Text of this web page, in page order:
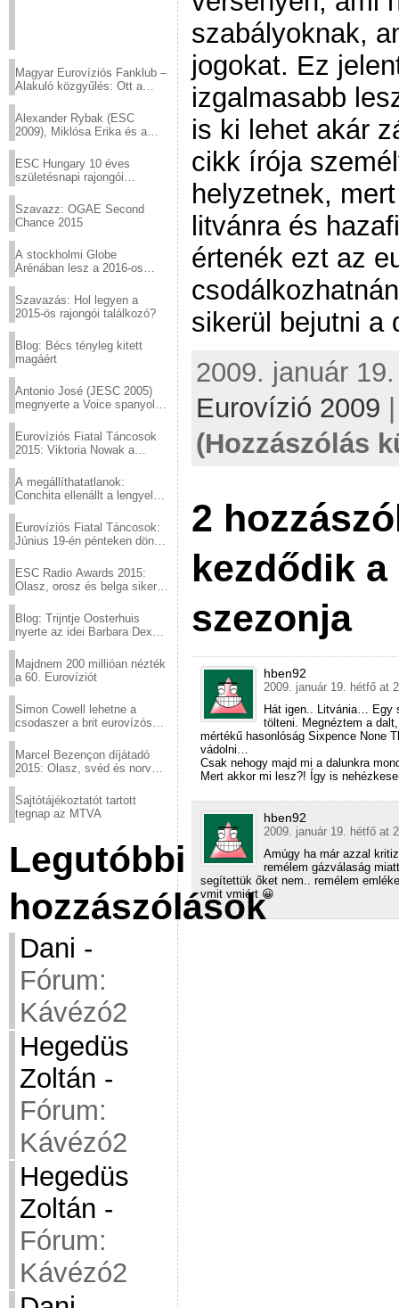
Magyar Eurovíziós Fanklub –
Alakuló közgyűlés: Ott a
Alexander Rybak (ESC
2009), Miklósa Erika és a
sztárjai a Margitszigeten
ESC Hungary 10 éves
születésnapi rajongói
Szavazz: OGAE Second
Chance 2015
A stockholmi Globe
Arénában lesz a 2016-os
Szavazás: Hol legyen a
2015-ös rajongói találkozó?
Blog: Bécs tényleg kitett
magáért
Antonio José (JESC 2005)
megnyerte a Voice spanyol
Eurovíziós Fiatal Táncosok
2015: Viktoria Nowak a
A megállíthatatlanok:
Conchita ellenállt a lengyel
Eurovíziós Fiatal Táncosok:
Június 19-én pénteken döntő
ESC Radio Awards 2015:
Olasz, orosz és belga siker,
Blog: Trijntje Oosterhuis
nyerte az idei Barbara Dex
Majdnem 200 millióan nézték
a 60. Eurovíziót
Simon Cowell lehetne a
csodaszer a brit eurovízós
Marcel Bezençon díjátadó
2015: Olasz, svéd és norvég
Sajtótájékoztatót tartott
tegnap az MTVA
Legutóbbi
hozzászólások
Dani -
Fórum:
Kávézó2
Hegedüs
Zoltán -
Fórum:
Kávézó2
Hegedüs
Zoltán -
Fórum:
Kávézó2
szabályoknak,
jogokat. Ez
izgalmasabb
is ki lehet akár
cikk írója
helyzetnek,
litvánra és
értenék ezt az
sikerül bejutni a
2009. január
Eurovízió 2009
(Hozzászólás
2
kezdődik
szezonja
hben92
2009. január 19. hétfő at
Hát igen.. Litvánia… Egy
tölteni. Megnéztem a
mértékű hasonlóság Sixpence None
vádolni…
Csak nehogy majd mi a dalunkra
Mert akkor mi lesz?! Így is
hben92
2009. január 19. hétfő at
Amúgy ha már azzal
remélem gázválaság
segítettük őket nem.. remélem
vmit vmiért 😀